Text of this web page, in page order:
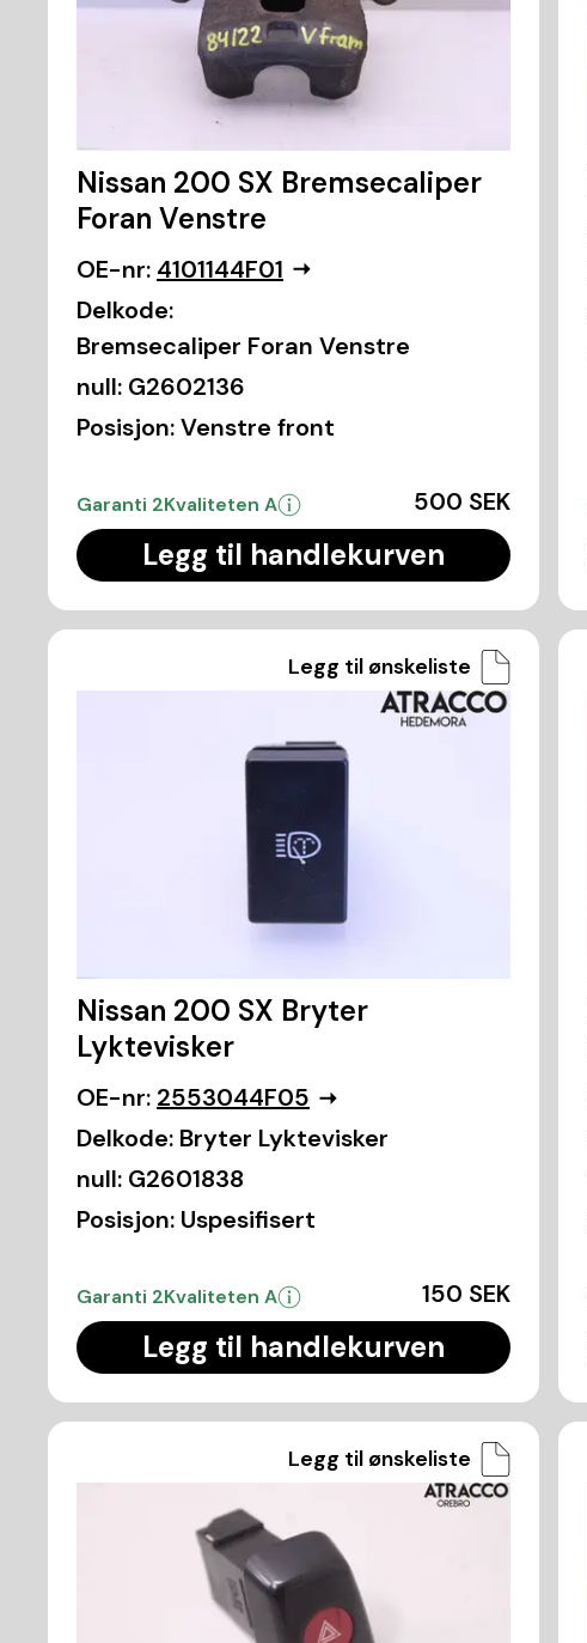
Nissan 200 SX Bremsecaliper
Foran Venstre
OE-nr: 4101144F01
Delkode:
Bremsecaliper Foran Venstre
null: G2602136
Posisjon:Venstre front
Garanti 2Kvaliteten A 500 SEK
Legg til handlekurven
Legg til ønskeliste
Nissan 200 SX Bryter
Lyktevisker
OE-nr: 2553044F05
Delkode: Bryter Lyktevisker
null: G2601838
Posisjon: Uspesifisert
Garanti 2Kvaliteten A 150 SEK
Legg til handlekurven
Legg til ønskeliste